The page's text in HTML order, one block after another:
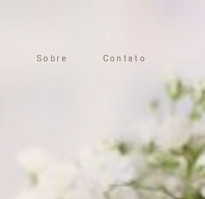
Sobre Contato